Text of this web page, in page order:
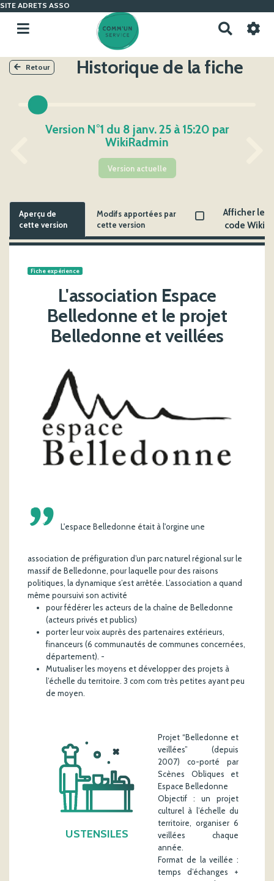
SITE ADRETS ASSO
c
h
Retour Historique de la fiche
Version N°1 du 8 janv. 25 à 15:20 par
WikiRadmin
Version actuelle
Aperçu de
cette version
Modifs apportées par
cette version
Afficher le
code Wiki
Fiche expérience
L'association Espace
Belledonne et le projet
Belledonne et veillées
' L'espace Belledonne était à l'orgine une
association de préfiguration d’un parc naturel régional sur le
massif de Belledonne, pour laquelle pour des raisons
politiques, la dynamique s’est arrêtée. L’association a quand
même poursuivi son activité
pour fédérer les acteurs de la chaîne de Belledonne
(acteurs privés et publics)
porter leur voix auprès des partenaires extérieurs,
financeurs (6 communautés de communes concernées,
département). -
Mutualiser les moyens et développer des projets à
l’échelle du territoire. 3 com com très petites ayant peu
de moyen.
USTENSILES
Projet “Belledonne et
veillées” (depuis
2007) co-porté par
Scènes Obliques et
Espace Belledonne
Objectif : un projet
culturel à l’échelle du
territoire, organiser 6
veillées chaque
année.
Format de la veillée :
temps d’échanges +